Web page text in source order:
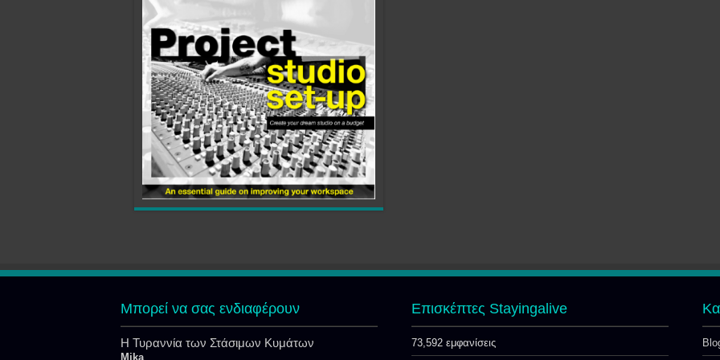
Μπορεί να σας ενδιαφέρουν
Η Τυραννία των Στάσιμων Κυμάτων
Mika
Επισκέπτες Stayingalive
73,592 εμφανίσεις